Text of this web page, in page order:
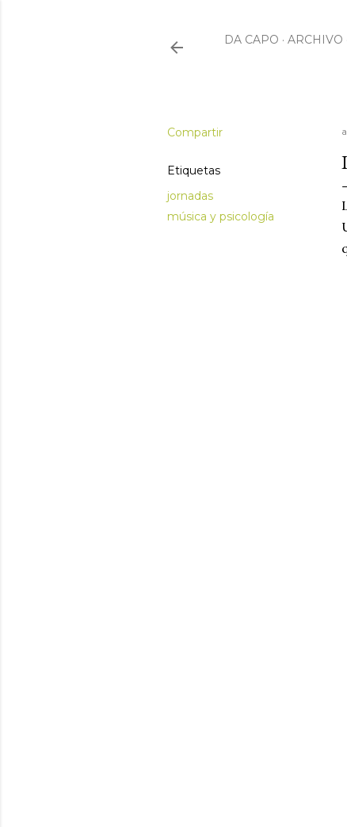
DA CAPO ARCHIVO
Compartir
Etiquetas
jornadas
música y psicología